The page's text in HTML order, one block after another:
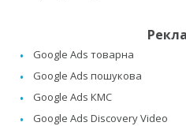
Google Ads товарна
Google Ads пошукова
Google Ads КМС
Google Ads Discovery Video